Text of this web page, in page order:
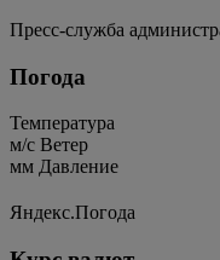
Пресс-служба
Погода
Температура
м/c Ветер
мм Давление
Яндекс.Погода